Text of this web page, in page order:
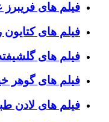
فیلم های فریبرز
فیلم های کتایون
فیلم های
فیلم های گوهر
فیلم های لادن